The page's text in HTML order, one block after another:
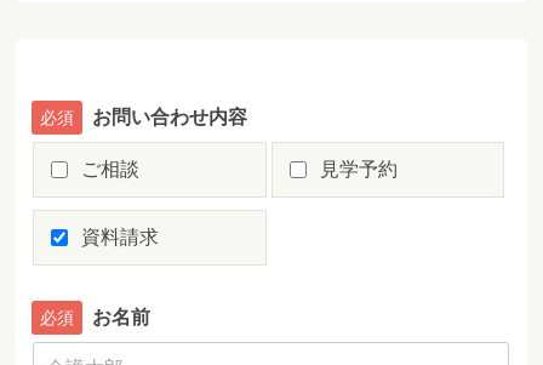
お問い合わせ内容
ご相談 見学予約
資料請求
お名前